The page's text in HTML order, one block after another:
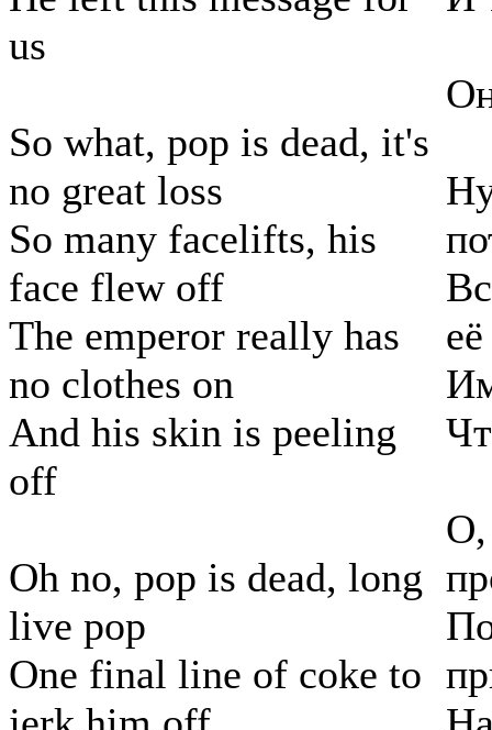
us
So what, pop is dead, it's
no great loss
So many facelifts, his
face flew off
The emperor really has
no clothes on
And his skin is peeling
off
Oh no, pop is dead, long
live pop
One final line of coke to
О,